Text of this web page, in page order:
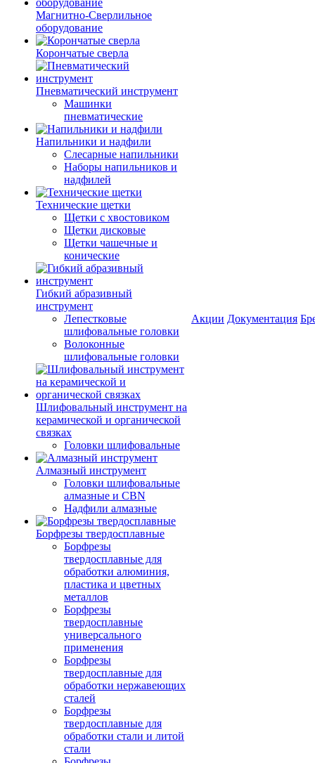
Магнитно-Сверлильное
оборудование
Корончатые сверла
Пневматический инструмент
Машинки
пневматические
Напильники и надфили
Слесарные напильники
Наборы напильников и
надфилей
Технические щетки
Щетки с хвостовиком
Щетки дисковые
Щетки чашечные и
конические
Гибкий абразивный
инструмент
Лепестковые
шлифовальные головки
Волоконные
шлифовальные головки
Шлифовальный инструмент на
керамической и органической
связках
Головки шлифовальные
Алмазный инструмент
Головки шлифовальные
алмазные и CBN
Надфили алмазные
Борфрезы твердосплавные
Борфрезы
твердосплавные для
обработки алюминия,
пластика и цветных
металлов
Борфрезы
твердосплавные
универсального
применения
Борфрезы
твердосплавные для
обработки нержавеющих
сталей
Борфрезы
твердосплавные для
обработки стали и литой
стали
Акции Документация